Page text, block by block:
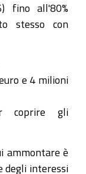
fino all'80%
stesso con
e 4 milioni
coprire gli
ammontare è
degli interessi